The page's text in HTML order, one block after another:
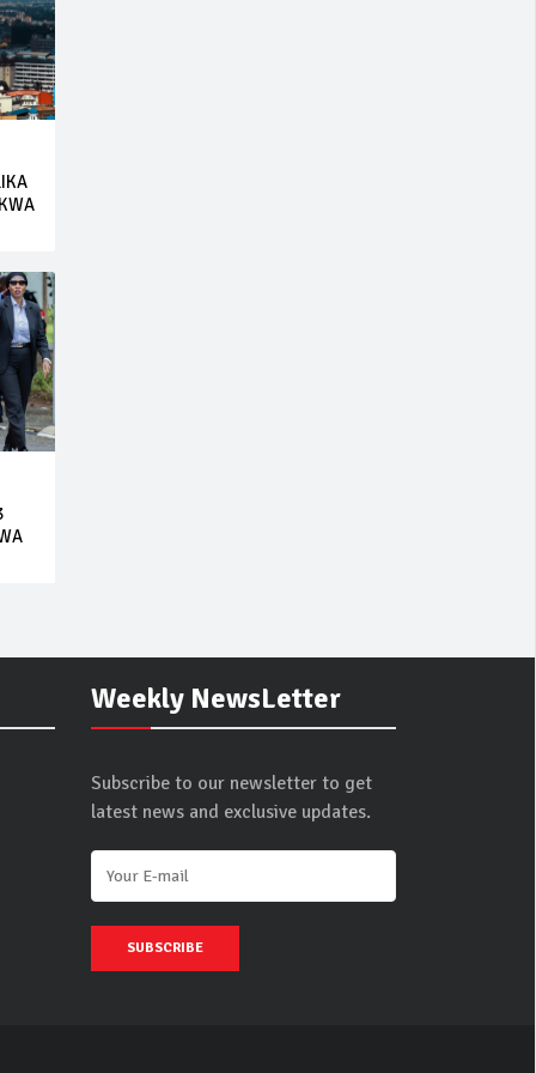
Weekly NewsLetter
Subscribe to our newsletter to get
latest news and exclusive updates.
SUBSCRIBE